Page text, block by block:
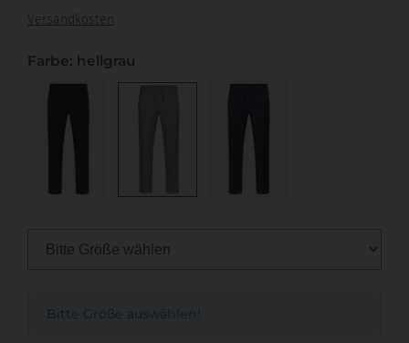
Versandkosten
Farbe: hellgrau
Bitte Größe auswählen!